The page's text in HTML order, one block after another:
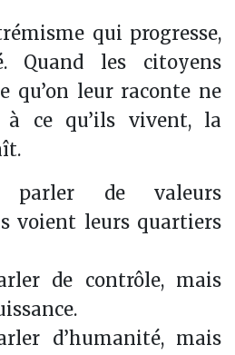
qui progresse,
Quand les citoyens
qu’on leur raconte ne
à ce qu’ils vivent, la
parler de valeurs
voient leurs quartiers
de contrôle, mais
d’humanité, mais